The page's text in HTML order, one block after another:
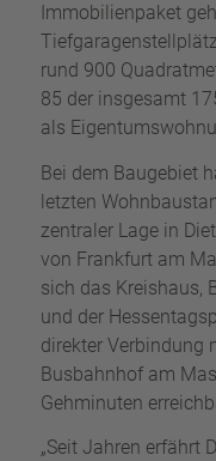
Immobilienpaket
rund 900
85 der insgesamt
als
Bei dem Baugebiet
letzten
zentraler Lage in
von Frankfurt am
sich das Kreishaus,
und der
direkter Verbindung
Busbahnhof am
Gehminuten
„Seit Jahren erfährt